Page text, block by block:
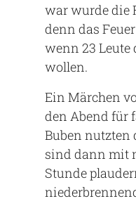
war wurde die
denn das
wenn 23 Leute
wollen.
Ein Märchen
den Abend für
Buben nutzten
sind dann mit
Stunde